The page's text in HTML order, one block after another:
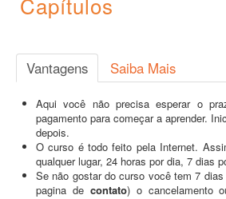
Vantagens Saiba Mais
Aqui você não precisa esperar o
pagamento para começar a aprender.
depois.
O curso é todo feito pela Internet.
qualquer lugar, 24 horas por dia, 7 dias
Se não gostar do curso você tem 7
pagina de contato) o cancelamento